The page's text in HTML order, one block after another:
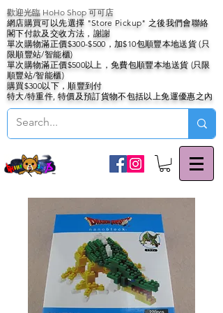
歡迎光臨 HoHo Shop 可可店
網店購買可以先選擇 "Store Pickup" 之後我們會聯絡
閣下付款及交收方法，謝謝
單次購物滿正價$300-$500，加$10包順豐本地送貨 (只
限順豐站/智能櫃)
單次購物滿正價$500以上，免費包順豐本地送貨 (只限
順豐站/智能櫃)
購買$300以下，順豐到付
特大/特重件, 特價及預訂貨物不包括以上免運優惠之內